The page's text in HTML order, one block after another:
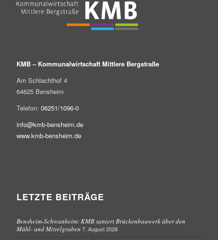
KMB – Kommunalwirtschaft Mittlere Bergstraße
Am Schlachthof 4
64625 Bensheim
Telefon: 06251/1096-0
info@kmb-bensheim.de
www.kmb-bensheim.de
LETZTE BEITRÄGE
Bensheim-Schwanheim: KMB saniert Brückenbauwerk über den
Mühl- und Mittelgraben 7. August 2026